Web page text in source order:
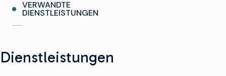
VERWANDTE
DIENSTLEISTUNGEN
Dienstleistungen